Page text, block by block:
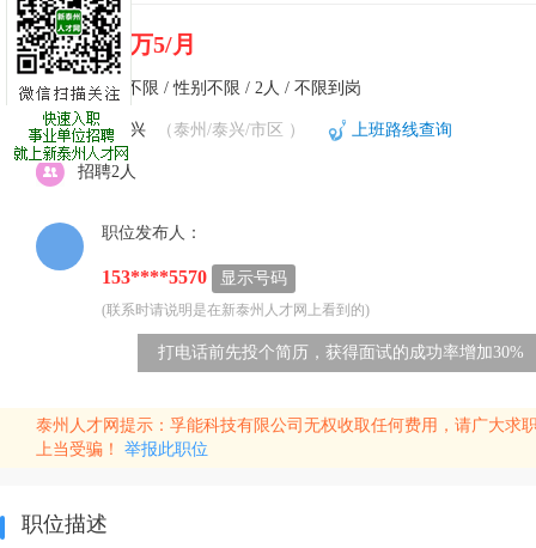
1万-1万5/月
不限 / 不限 / 性别不限 / 2人 / 不限到岗
泰州-泰兴 （泰州/泰兴/市区 ） 上班路线查询
招聘2人
职位发布人：
153****5570 显示号码
(联系时请说明是在新泰州人才网上看到的)
打电话前先投个简历，获得面试的成功率增加30%
泰州人才网提示：孚能科技有限公司无权收取任何费用，请广大
上当受骗！ 举报此职位
职位描述